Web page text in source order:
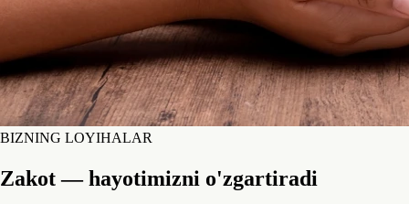
BIZNING LOYIHALAR
Zakot — hayotimizni o'zgartiradi